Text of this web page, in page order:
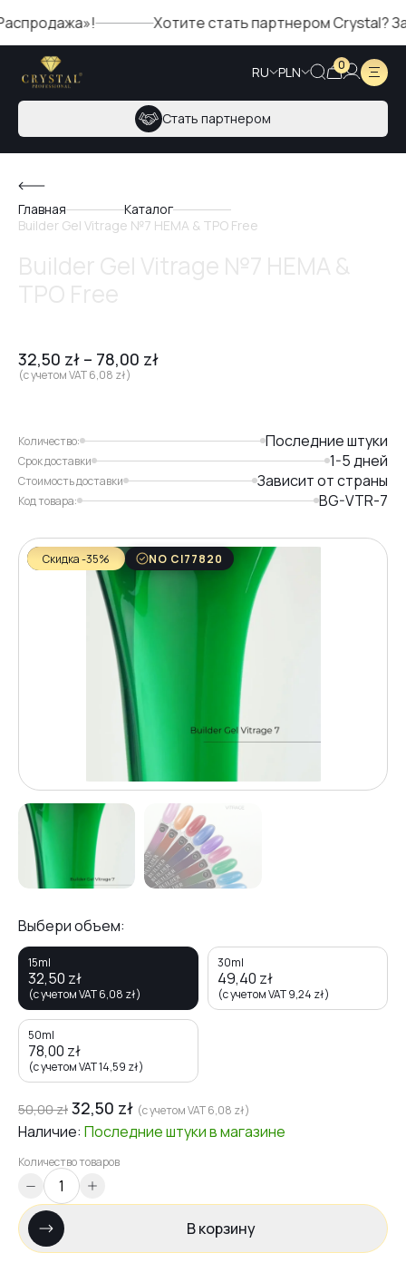
Хотите стать партнером Crystal?
RU PLN 0
Стать партнером
Главная
Каталог
Builder Gel Vitrage №7 HEMA & TPO Free
32,50 zł – 78,00 zł
(с учетом VAT6,08 zł)
Количество: Последние штуки
Срок доставки 1-5 дней
Стоимость доставки Зависит от страны
Код товара: BG-VTR-7
Выбери объем:
15ml
32,50 zł
(с учетом VAT6,08 zł)
30ml
49,40 zł
(с учетом VAT9,24 zł)
50ml
78,00 zł
(с учетом VAT14,59 zł)
50,00zł 32,50 zł (с учетом VAT6,08 zł)
Наличие: Последние штукив магазине
Количество товаров
В корзину
Скидка -35% NO CI77820